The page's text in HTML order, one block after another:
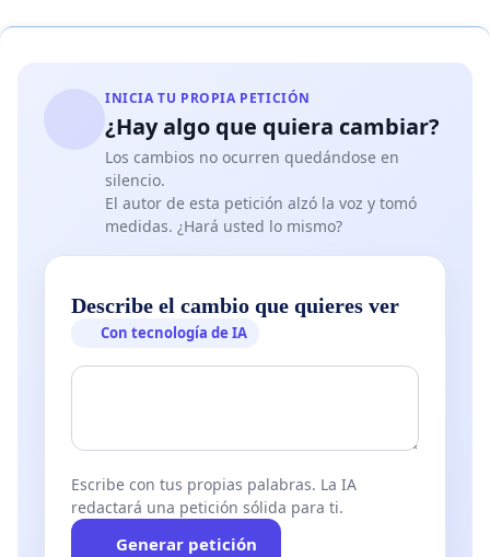
INICIA TU PROPIA PETICIÓN
¿Hay algo que quiera cambiar?
Los cambios no ocurren quedándose en
silencio.
El autor de esta petición alzó la voz y tomó
medidas. ¿Hará usted lo mismo?
Describe el cambio que quieres ver
Con tecnología de IA
Escribe con tus propias palabras. La IA
redactará una petición sólida para ti.
Generar petición